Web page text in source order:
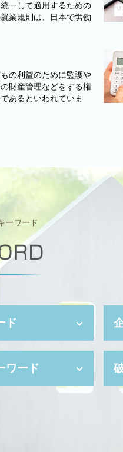
一して適用するための
業規則は、日本で労働
の利益のために監護や
財産管理などをする権
あるといわれていま
ーワード
ド
ト
ワード